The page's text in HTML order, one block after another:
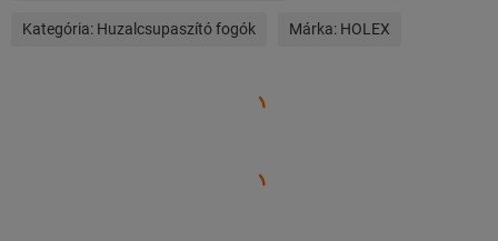
Kategória: Huzalcsupaszító fogók Márka: HOLEX